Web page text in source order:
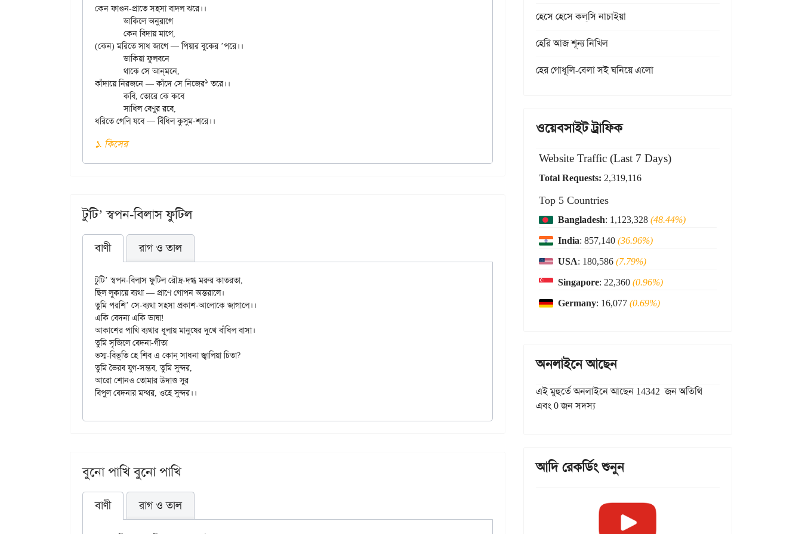
কেন ফাগুন-প্রাতে সহসা বাদল ঝরে।।
	ডাকিলে অনুরাগে
(কেন) মরিতে সাধ জাগে — পিয়ার বুকের ’পরে।।
	ডাকিয়া ফুলবনে
কাঁদায়ে নিরজনে — কাঁদে সে নিজের১ তরে।।
	কবি, তোরে কে কবে
	সাধিল বেণুর রবে,
১. কিসের
টুটি’ স্বপন-বিলাস ফুটিল
বাণী রাগ ও তাল
টুটি’ স্বপন-বিলাস ফুটিল রৌদ্র-দগ্ধ মরুর কাতরতা,
ছিল লুকায়ে ব্যথা — প্রাণে গোপন অন্তরালে।
তুমি পরশি’ সে-ব্যথা সহসা প্রকাশ-আলোকে জাগালে।।
একি বেদনা একি ভাষা!
আকাশের পাখি ব্যথার ধূলায় মানুষের দুখে বাঁধিল বাসা।
তুমি সৃজিলে বেদনা-গীতা
ভস্ম-বিভূতি হে শিব এ কোন্ সাধনা জ্বালিয়া চিতা?
তুমি ভৈরব যুগ-সম্ভব, তুমি সুন্দর,
আরো শোনও তোমার উদাত্ত সুর
বুনো পাখি বুনো পাখি
বাণী রাগ ও তাল
হেসে হেসে কল্‌সি নাচাইয়া
হেরি আজ শূন্য নিখিল
হের গোধূলি-বেলা সই ঘনিয়ে এলো
ওয়েবসাইট ট্রাফিক
Website Traffic (Last 7 Days)
Total Requests: 2,319,116
Top 5 Countries
Bangladesh: 1,123,328(48.44%)
India: 857,140(36.96%)
USA: 180,586(7.79%)
Singapore: 22,360(0.96%)
Germany: 16,077(0.69%)
অনলাইনে আছেন
এই মুহুর্তে অনলাইনে আছেন 14342 জন অতিথি
এবং 0 জন সদস্য
আদি রেকর্ডিং শুনুন